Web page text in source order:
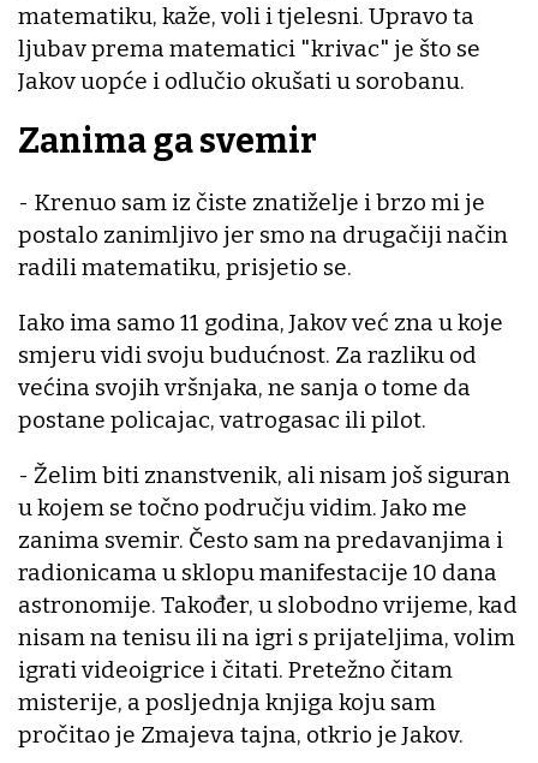
matematiku, kaže, voli i tjelesni. Upravo ta
ljubav prema matematici "krivac" je što se
Jakov uopće i odlučio okušati u sorobanu.
Zanima ga svemir
- Krenuo sam iz čiste znatiželje i brzo mi je
postalo zanimljivo jer smo na drugačiji način
radili matematiku, prisjetio se.
Iako ima samo 11 godina, Jakov već zna u koje
smjeru vidi svoju budućnost. Za razliku od
većina svojih vršnjaka, ne sanja o tome da
postane policajac, vatrogasac ili pilot.
- Želim biti znanstvenik, ali nisam još siguran
u kojem se točno području vidim. Jako me
zanima svemir. Često sam na predavanjima i
radionicama u sklopu manifestacije 10 dana
astronomije. Također, u slobodno vrijeme, kad
nisam na tenisu ili na igri s prijateljima, volim
igrati videoigrice i čitati. Pretežno čitam
misterije, a posljednja knjiga koju sam
pročitao je Zmajeva tajna, otkrio je Jakov.